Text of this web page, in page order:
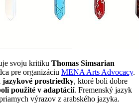
svoju kritiku Thomas Simsarian
pre organizáciu MENA Arts Advocacy.
jazykové prostriedky, ktoré boli dobre
použité v adaptácií. Fremenský jazyk
výrazov z arabského jazyka.